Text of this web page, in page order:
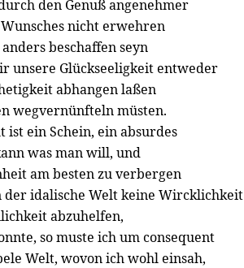
den Genuß angenehmer
nicht erwehren
beschaffen seyn
unsere Glückseeligkeit entweder
abhangen laßen
wegvernünfteln müsten.
ein Schein, ein absurdes
was man will, und
am besten zu verbergen
idalische Welt keine Wircklichkeit
abzuhelfen,
so muste ich um consequent
Welt, wovon ich wohl einsah,